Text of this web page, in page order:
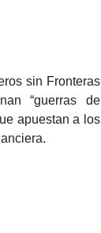
sin Fronteras
“guerras de
apuestan a los